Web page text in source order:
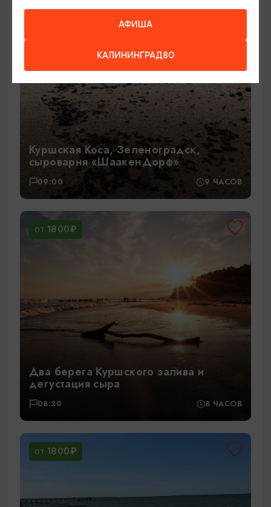
ОТ2700₽
Куршская Коса, Зеленоградск,
сыроварня «ШаакенДорф»
09:00 9 ЧАСОВ
ОТ 1800₽
Два берега Куршского залива и
дегустация сыра
08:30 8 ЧАСОВ
ОТ 1800₽
АФИША
КАЛИНИНГРАД80